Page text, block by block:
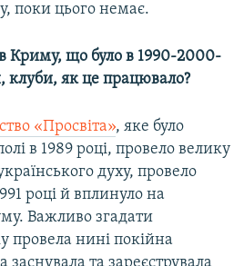
поки цього немає.
в Криму, що було в 1990-2000-
клуби, як це працювало?
«Просвіта», яке було
в 1989 році, провело велику
духу, провело
році й вплинуло на
Важливо згадати
провела нині покійна